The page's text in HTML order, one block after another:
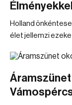
Holland
élet jellemzi